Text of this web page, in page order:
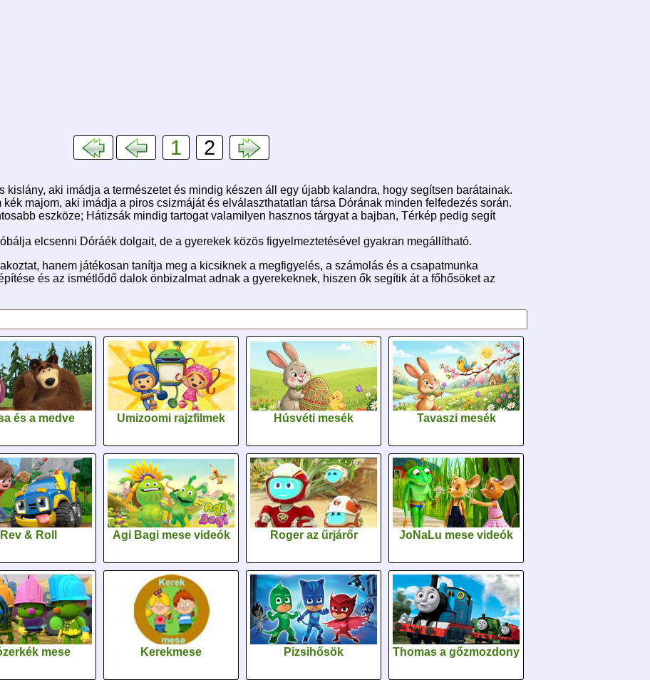
1 2
kislány, aki imádja a természetet és mindig készen áll egy újabb kalandra, hogy segítsen barátainak.
majom, aki imádja a piros csizmáját és elválaszthatatlan társa Dórának minden felfedezés során.
eszköze; Hátizsák mindig tartogat valamilyen hasznos tárgyat a bajban, Térkép pedig segít
elcsenni Dóráék dolgait, de a gyerekek közös figyelmeztetésével gyakran megállítható.
hanem játékosan tanítja meg a kicsiknek a megfigyelés, a számolás és a csapatmunka
és az ismétlődő dalok önbizalmat adnak a gyerekeknek, hiszen ők segítik át a főhősöket az
és a medve Umizoomi rajzfilmek Húsvéti mesék Tavaszi mesék
Rev & Roll Agi Bagi mese videók Roger az űrjárőr JoNaLu mese videók
mese Kerekmese Pizsihősök Thomas a gőzmozdony